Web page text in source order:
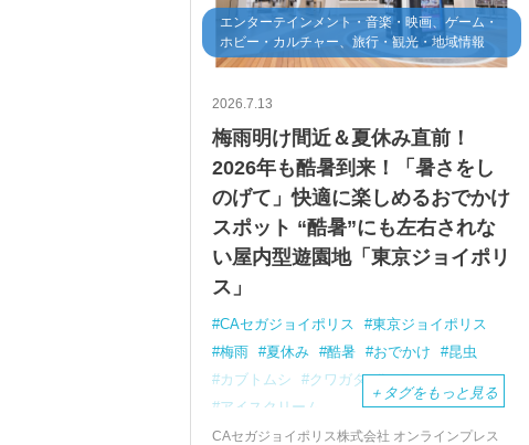
エンターテインメント・音楽・映画、ゲーム・
ホビー・カルチャー、旅行・観光・地域情報
2026.7.13
梅雨明け間近＆夏休み直前！
2026年も酷暑到来！「暑さをし
のげて」快適に楽しめるおでかけ
スポット “酷暑”にも左右されな
い屋内型遊園地「東京ジョイポリ
ス」
CAセガジョイポリス
東京ジョイポリス
梅雨
夏休み 酷暑 おでかけ
昆虫
カブトムシ
クワガタ
ホラー
アイスクリーム
＋ タグをもっと見る
CAセガジョイポリス株式会社 オンラインプレス